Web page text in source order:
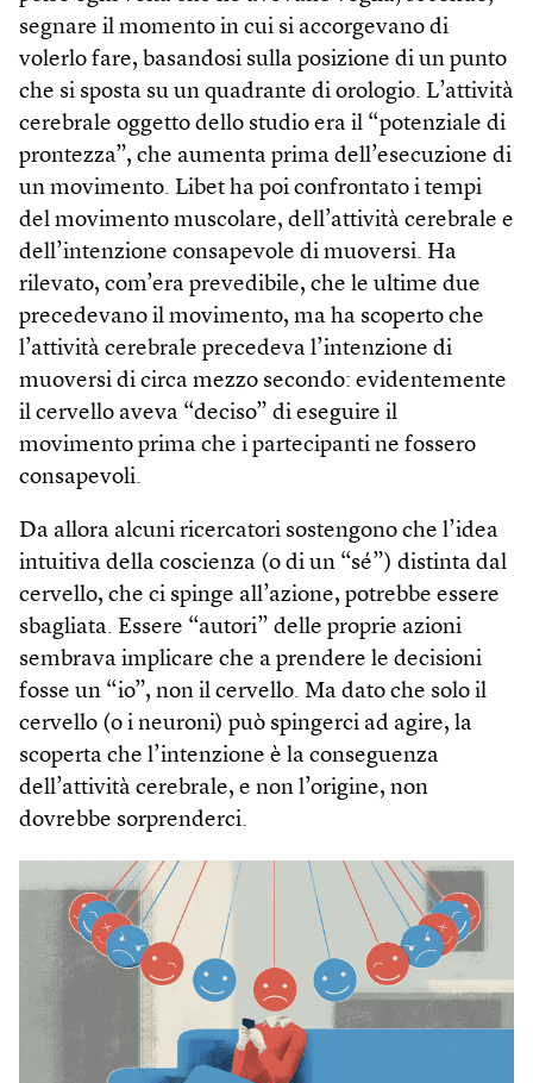
segnare il momento in cui si accorgevano di
volerlo fare, basandosi sulla posizione di un punto
che si sposta su un quadrante di orologio. L’attività
cerebrale oggetto dello studio era il “potenziale di
prontezza”, che aumenta prima dell’esecuzione di
un movimento. Libet ha poi confrontato i tempi
del movimento muscolare, dell’attività cerebrale e
dell’intenzione consapevole di muoversi. Ha
rilevato, com’era prevedibile, che le ultime due
precedevano il movimento, ma ha scoperto che
l’attività cerebrale precedeva l’intenzione di
muoversi di circa mezzo secondo: evidentemente
il cervello aveva “deciso” di eseguire il
movimento prima che i partecipanti ne fossero
consapevoli.
Da allora alcuni ricercatori sostengono che l’idea
intuitiva della coscienza (o di un “sé”) distinta dal
cervello, che ci spinge all’azione, potrebbe essere
sbagliata. Essere “autori” delle proprie azioni
sembrava implicare che a prendere le decisioni
fosse un “io”, non il cervello. Ma dato che solo il
cervello (o i neuroni) può spingerci ad agire, la
scoperta che l’intenzione è la conseguenza
dell’attività cerebrale, e non l’origine, non
dovrebbe sorprenderci.